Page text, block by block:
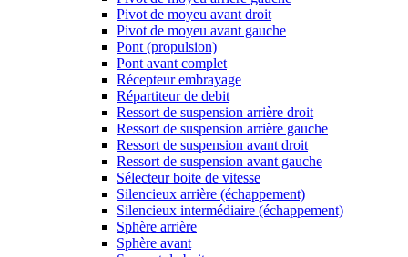
Pivot de moyeu avant droit
Pivot de moyeu avant gauche
Pont (propulsion)
Pont avant complet
Récepteur embrayage
Répartiteur de debit
Ressort de suspension arrière droit
Ressort de suspension arrière gauche
Ressort de suspension avant droit
Ressort de suspension avant gauche
Sélecteur boite de vitesse
Silencieux arrière (échappement)
Silencieux intermédiaire (échappement)
Sphère arrière
Sphère avant